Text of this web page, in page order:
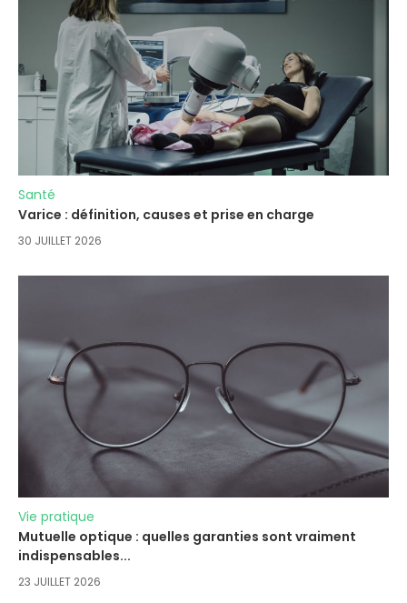
Santé
Varice : définition, causes et prise en charge
30 JUILLET 2026
Vie pratique
Mutuelle optique : quelles garanties sont vraiment
indispensables...
23 JUILLET 2026